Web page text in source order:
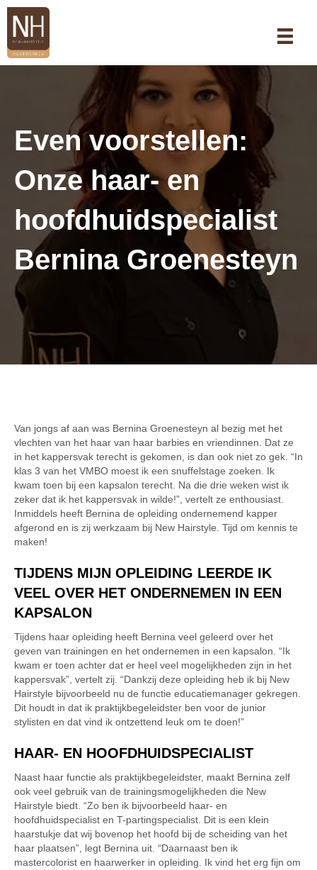
Even voorstellen:
Onze haar- en
hoofdhuidspecialist
Bernina Groenesteyn
Van jongs af aan was Bernina Groenesteyn al bezig met het
vlechten van het haar van haar barbies en vriendinnen. Dat ze
in het kappersvak terecht is gekomen, is dan ook niet zo gek. “In
klas 3 van het VMBO moest ik een snuffelstage zoeken. Ik
kwam toen bij een kapsalon terecht. Na die drie weken wist ik
zeker dat ik het kappersvak in wilde!”, vertelt ze enthousiast.
Inmiddels heeft Bernina de opleiding ondernemend kapper
afgerond en is zij werkzaam bij New Hairstyle. Tijd om kennis te
maken!
TIJDENS MIJN OPLEIDING LEERDE IK
VEEL OVER HET ONDERNEMEN IN EEN
KAPSALON
Tijdens haar opleiding heeft Bernina veel geleerd over het
geven van trainingen en het ondernemen in een kapsalon. “Ik
kwam er toen achter dat er heel veel mogelijkheden zijn in het
kappersvak”, vertelt zij. “Dankzij deze opleiding heb ik bij New
Hairstyle bijvoorbeeld nu de functie educatiemanager gekregen.
Dit houdt in dat ik praktijkbegeleidster ben voor de junior
stylisten en dat vind ik ontzettend leuk om te doen!”
HAAR- EN HOOFDHUIDSPECIALIST
Naast haar functie als praktijkbegeleidster, maakt Bernina zelf
ook veel gebruik van de trainingsmogelijkheden die New
Hairstyle biedt. “Zo ben ik bijvoorbeeld haar- en
hoofdhuidspecialist en T-partingspecialist. Dit is een klein
haarstukje dat wij bovenop het hoofd bij de scheiding van het
haar plaatsen”, legt Bernina uit. “Daarnaast ben ik
mastercolorist en haarwerker in opleiding. Ik vind het erg fijn om